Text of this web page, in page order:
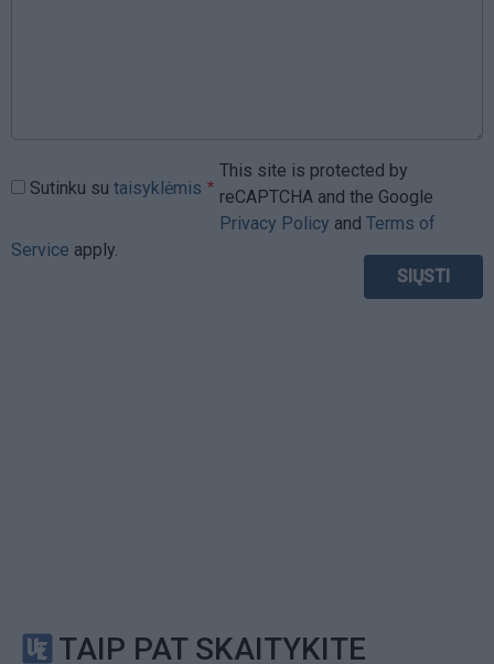
Sutinku su taisyklėmis
This site is protected by
reCAPTCHA and the Google
Privacy Policy and Terms of
Service apply.
TAIP PAT SKAITYKITE